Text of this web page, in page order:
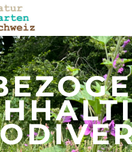
HOME
UNS